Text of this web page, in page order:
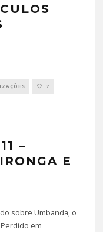
7
–
E
sobre Umbanda, o
em